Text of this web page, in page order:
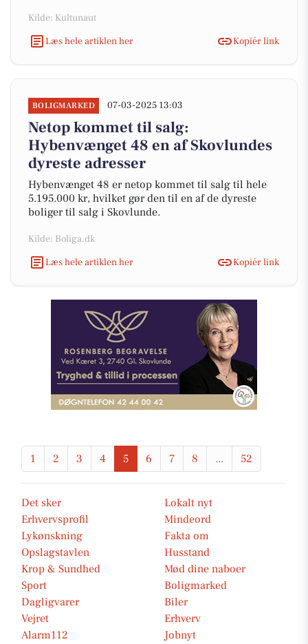
Kilde: Kultunaut
Læs hele artiklen her
Kopiér link
BOLIGMARKED 07-03-2025 13:03
Netop kommet til salg:
Hybenvænget 48 en af Skovlundes
dyreste adresser
Hybenvænget 48 er netop kommet til salg til hele
5.195.000 kr, hvilket gør den til en af de dyreste
boliger til salg i Skovlunde.
Kilde: Boliga.dk
Læs hele artiklen her
Kopiér link
1 2 3 4 5 6 7 8 ... 52
Det sker
Lokalt nyt
Erhvervsprofil
Mindeord
Lykønskning
Fakta om
Opslagstavlen
Husstand
Krop & Sundhed
Mød dine naboer
Sport
Boligmarked
Dagligvarer
Biler
Vejret
Erhverv
Alarm112
Jobnyt